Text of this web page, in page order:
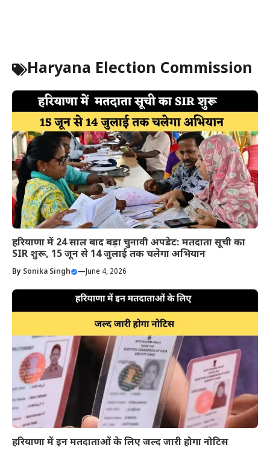
Haryana Election Commission
हरियाणा में 24 साल बाद बड़ा चुनावी अपडेट: मतदाता सूची का
SIR शुरू, 15 जून से 14 जुलाई तक चलेगा अभियान
By Sonika Singh —June 4, 2026
हरियाणा में इन मतदाताओं के लिए जल्द जारी होगा नोटिस